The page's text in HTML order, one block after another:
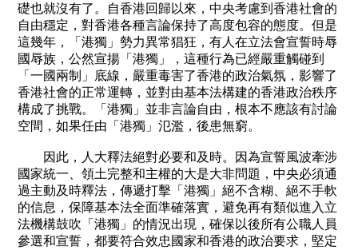
礎也就沒有了。自香港回歸以來，中央考慮到香港社會的
自由穩定，對香港各種言論保持了高度包容的態度。但是
這幾年，「港獨」勢力異常猖狂，有人在立法會宣誓時辱
國辱族，公然宣揚「港獨」，這種行為已經嚴重觸碰到
「一國兩制」底線，嚴重毒害了香港的政治氣氛，影響了
香港社會的正常運轉，並對由基本法構建的香港政治秩序
構成了挑戰。「港獨」並非言論自由，根本不應該有討論
空間，如果任由「港獨」氾濫，後患無窮。
因此，人大釋法絕對必要和及時。因為宣誓風波牽涉
國家統一、領土完整和主權的大是大非問題，中央必須通
過主動及時釋法，傳遞打擊「港獨」絕不含糊、絕不手軟
的信息，保障基本法全面準確落實，避免再有類似進入立
法機構鼓吹「港獨」的情況出現，確保以後所有公職人員
參選和宣誓，都要符合效忠國家和香港的政治要求，堅定